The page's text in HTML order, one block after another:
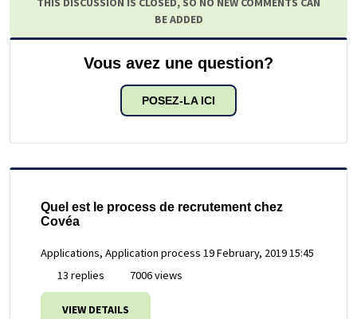
BE ADDED
Vous avez une question?
POSEZ-LA ICI
Quel est le process de recrutement chez
Covéa
Applications, Application process 19 February, 2019 15:45
13 replies
7006 views
VIEW DETAILS